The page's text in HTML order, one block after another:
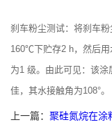
刹车粉尘测试：将刹车
160℃下贮存2 h，然后用
为1 级。由此可见：该涂
佳，其水接触角为108°。
上一篇： 聚硅氮烷在涂